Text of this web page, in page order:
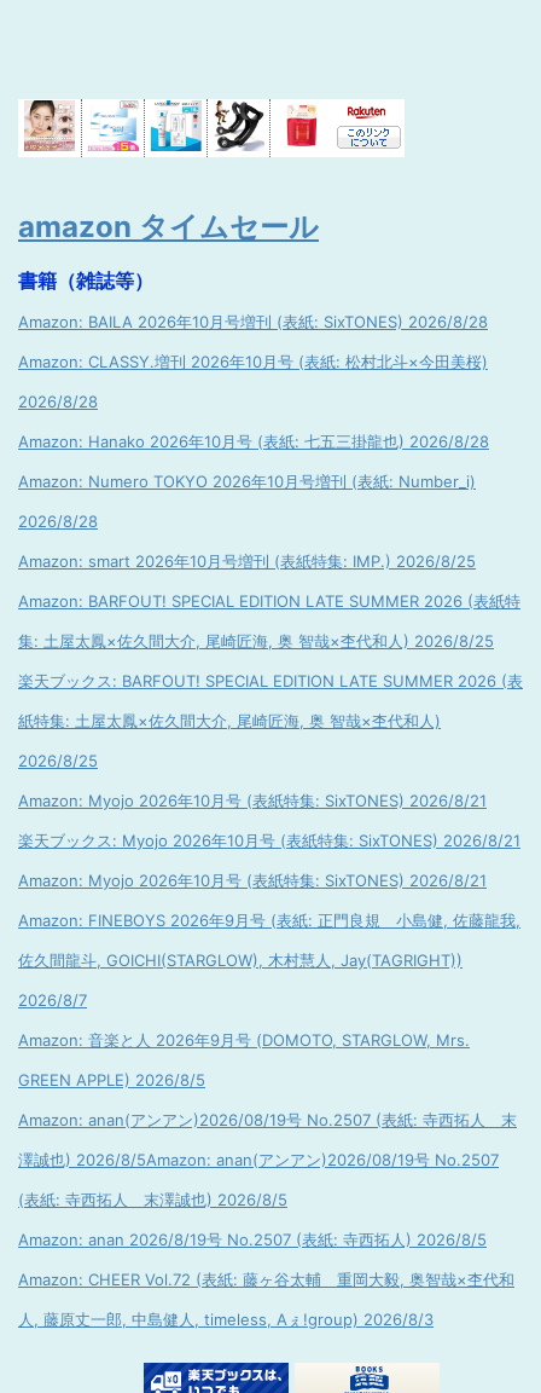
amazon タイムセール
書籍（雑誌等）
Amazon: BAILA 2026年10月号増刊 (表紙: SixTONES) 2026/8/28
Amazon: CLASSY.増刊 2026年10月号 (表紙: 松村北斗×今田美桜)
2026/8/28
Amazon: Hanako 2026年10月号 (表紙: 七五三掛龍也) 2026/8/28
Amazon: Numero TOKYO 2026年10月号増刊 (表紙: Number_i)
2026/8/28
Amazon: smart 2026年10月号増刊 (表紙特集: IMP.) 2026/8/25
Amazon: BARFOUT! SPECIAL EDITION LATE SUMMER 2026 (表紙特
集: 土屋太鳳×佐久間大介, 尾崎匠海, 奥 智哉×杢代和人) 2026/8/25
楽天ブックス: BARFOUT! SPECIAL EDITION LATE SUMMER 2026 (表
紙特集: 土屋太鳳×佐久間大介, 尾崎匠海, 奥 智哉×杢代和人)
2026/8/25
Amazon: Myojo 2026年10月号 (表紙特集: SixTONES) 2026/8/21
楽天ブックス: Myojo 2026年10月号 (表紙特集: SixTONES) 2026/8/21
Amazon: Myojo 2026年10月号 (表紙特集: SixTONES) 2026/8/21
Amazon: FINEBOYS 2026年9月号 (表紙: 正門良規 小島健, 佐藤龍我,
佐久間龍斗, GOICHI(STARGLOW), 木村慧人, Jay(TAGRIGHT))
2026/8/7
Amazon: 音楽と人 2026年9月号 (DOMOTO, STARGLOW, Mrs.
GREEN APPLE) 2026/8/5
Amazon: anan(アンアン)2026/08/19号 No.2507 (表紙: 寺西拓人 末
澤誠也) 2026/8/5Amazon: anan(アンアン)2026/08/19号 No.2507
(表紙: 寺西拓人 末澤誠也) 2026/8/5
Amazon: anan 2026/8/19号 No.2507 (表紙: 寺西拓人) 2026/8/5
Amazon: CHEER Vol.72 (表紙: 藤ヶ谷太輔 重岡大毅, 奥智哉×杢代和
人, 藤原丈一郎, 中島健人, timeless, Aぇ!group) 2026/8/3